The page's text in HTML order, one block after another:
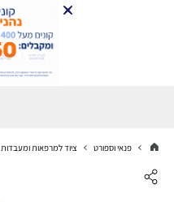
פנאי וספורט ציוד למרפאות ומעבדות